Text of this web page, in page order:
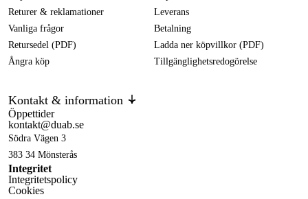
Returer & reklamationer
Vanliga frågor
Retursedel (PDF)
Ångra köp
Leverans
Betalning
Ladda ner köpvillkor (PDF)
Tillgänglighetsredogörelse
Kontakt & information
Öppettider
kontakt@duab.se
Södra Vägen 3
383 34 Mönsterås
Integritet
Integritetspolicy
Cookies